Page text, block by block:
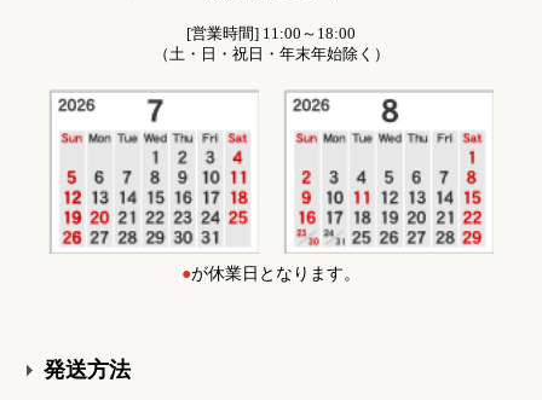
[営業時間] 11:00～18:00
（土・日・祝日・年末年始除く）
●が休業日となります。
発送方法